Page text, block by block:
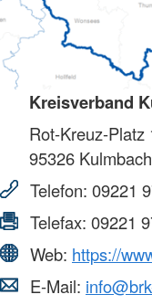
Kreisverband
Rot-Kreuz-Platz
95326 Kulmbach
Telefon: 09221
Telefax: 09221
Web: https://
E-Mail: